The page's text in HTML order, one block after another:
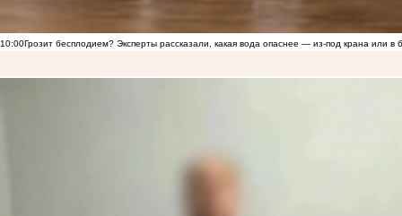
10:00Грозит бесплодием? Эксперты рассказали, какая вода опаснее — из-под крана или в